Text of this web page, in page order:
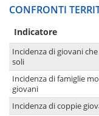
CONFRONTI
Indicatore
Incidenza di giovani
soli
Incidenza di famiglie
giovani
Incidenza di coppie